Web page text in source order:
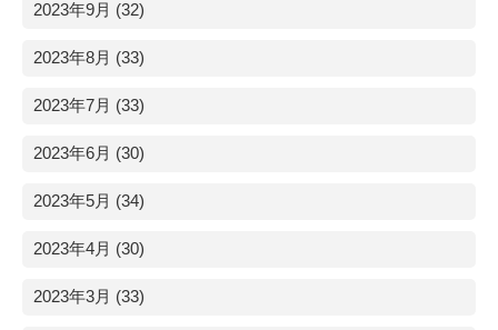
2023年9月 (32)
2023年8月 (33)
2023年7月 (33)
2023年6月 (30)
2023年5月 (34)
2023年4月 (30)
2023年3月 (33)